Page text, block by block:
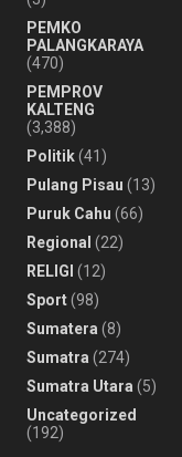
PEMKO
PALANGKARAYA
(470)
PEMPROV
KALTENG
(3,388)
Politik(41)
Pulang Pisau (13)
Puruk Cahu (66)
Regional (22)
RELIGI (12)
Sport(98)
Sumatera (8)
Sumatra (274)
Sumatra Utara (5)
Uncategorized
(192)